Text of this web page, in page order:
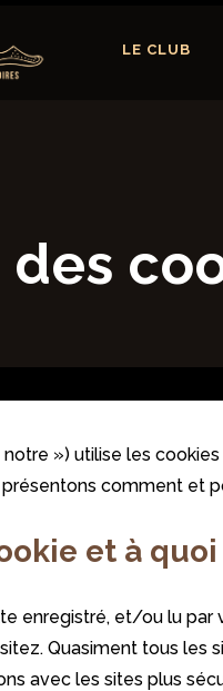
LE CLUB
») utilise les
comment et
et à
enregistré, et/ou lu
Quasiment tous
avec les sites plus